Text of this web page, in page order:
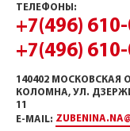
ТЕЛЕФОНЫ:
+7(496)
+7(496)
140402 МОСКОВСКАЯ
КОЛОМНА, УЛ.
11
E-MAIL: